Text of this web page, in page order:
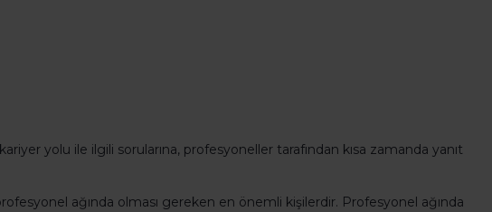
yolu ile ilgili sorularına, profesyoneller tarafından kısa zamanda yanıt
ağında olması gereken en önemli kişilerdir. Profesyonel ağında